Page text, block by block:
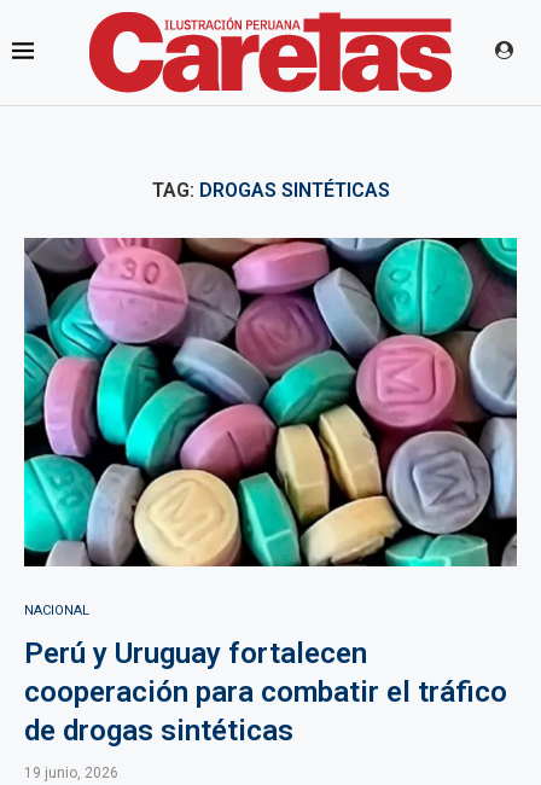
TAG: DROGAS SINTÉTICAS
NACIONAL
Perú y Uruguay fortalecen
cooperación para combatir el tráfico
de drogas sintéticas
19 junio, 2026